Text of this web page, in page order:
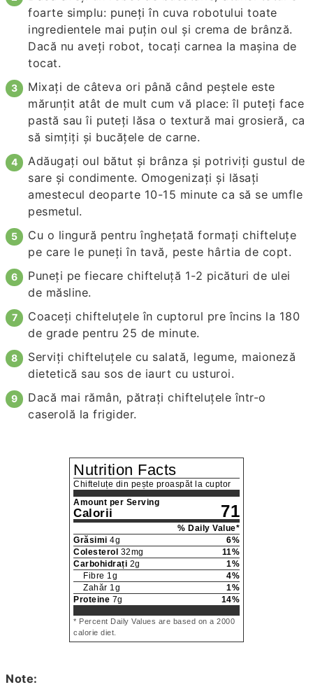
foarte simplu: puneți în cuva robotului toate
ingredientele mai puțin oul și crema de brânză.
Dacă nu aveți robot, tocați carnea la mașina de
tocat.
Mixați de câteva ori până când peștele este
mărunțit atât de mult cum vă place: îl puteți face
pastă sau îi puteți lăsa o textură mai grosieră, ca
să simțiți și bucățele de carne.
Adăugați oul bătut și brânza și potriviți gustul de
sare și condimente. Omogenizați și lăsați
amestecul deoparte 10-15 minute ca să se umfle
pesmetul.
Cu o lingură pentru înghețată formați chifteluțe
pe care le puneți în tavă, peste hârtia de copt.
Puneți pe fiecare chifteluță 1-2 picături de ulei
de măsline.
Coaceți chifteluțele în cuptorul pre încins la 180
de grade pentru 25 de minute.
Serviți chifteluțele cu salată, legume, maioneză
dietetică sau sos de iaurt cu usturoi.
Dacă mai rămân, pătrați chifteluțele într-o
caserolă la frigider.
Nutrition Facts
Chifteluțe din pește proaspăt la cuptor
Amount per Serving
Calorii 71
% Daily Value*
Grăsimi 4g 6%
Colesterol 32mg 11%
Carbohidrați 2g 1%
Fibre 1 g 4%
Zahăr 1 g 1%
Proteine 7g 14%
* Percent Daily Values are based on a 2000
calorie diet.
Note: